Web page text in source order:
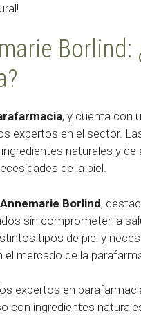
Borlind:
, y cuenta con
expertos en el sector.
naturales y de
de la piel.
Annemarie Borlind,
sin comprometer la
tipos de piel y
mercado de la
expertos en
con ingredientes